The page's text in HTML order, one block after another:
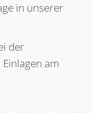
in unserer
der
am